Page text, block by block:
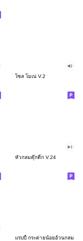
โซล โมเน่ V.2
หัวกลมดุ๊กดิ๊ก V.24
แรบบี้ กระต่ายน้อยอ้วนกลม